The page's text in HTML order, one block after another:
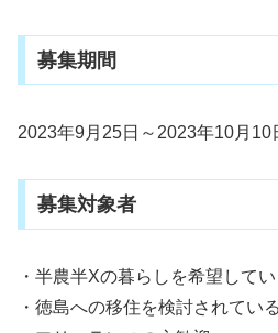
募集期間
2023年9月25日～2023年10月10
募集対象者
・半農半Xの暮らしを希望して
・徳島への移住を検討されてい